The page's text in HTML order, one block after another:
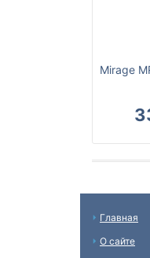
Mirage
Главная
О сайте